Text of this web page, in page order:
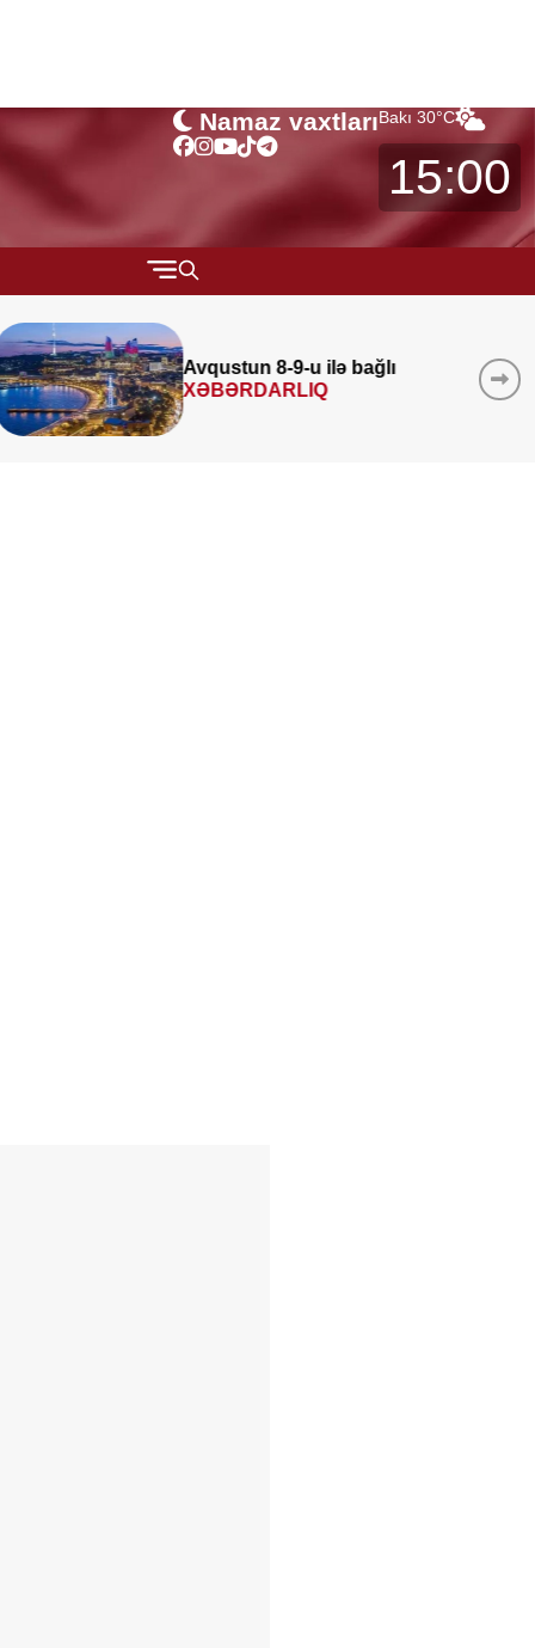
Namaz vaxtlarıBakı 30°C
15:00
MÜSAHİBƏ
MARAQLI
Azad edilmiş ərazilərində 340
layihə icra edilib